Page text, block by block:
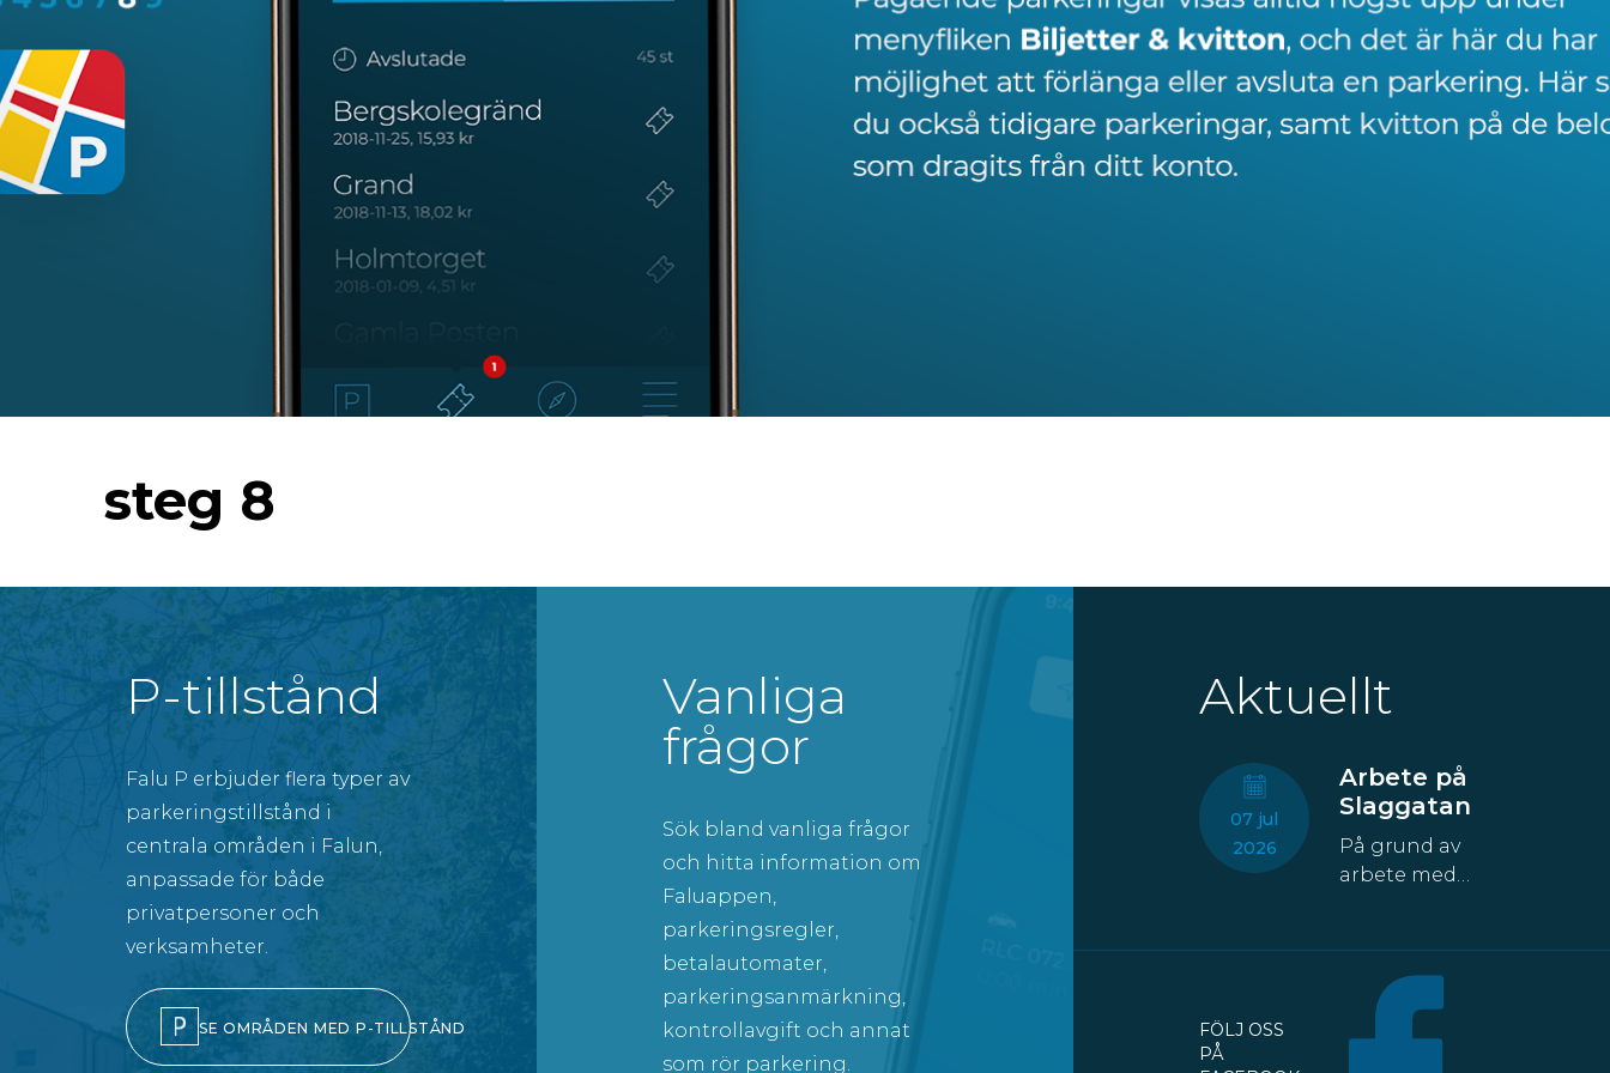
steg 8
P-tillstånd
Falu P erbjuder flera typer av
parkeringstillstånd i
centrala områden i Falun,
anpassade för både
privatpersoner och
verksamheter.
SE OMRÅDEN MED P-TILLSTÅND
Vanliga
frågor
Sök bland vanliga frågor
och hitta information om
Faluappen,
parkeringsregler,
betalautomater,
parkeringsanmärkning,
kontrollavgift och annat
som rör parkering.
Aktuellt
07 jul
2026
Arbete på
Slaggatan
På grund av
arbete med
att temporärt
försvinna från
Slaggatan. På
FÖLJ OSS
PÅ